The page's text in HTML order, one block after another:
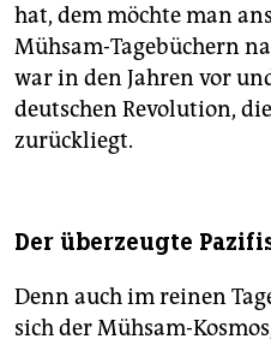
hat, dem möchte man
Mühsam-Tagebüchern
war in den Jahren vor
deutschen Revolution,
zurückliegt.
Der überzeugte
Denn auch im reinen
sich der Mühsam-